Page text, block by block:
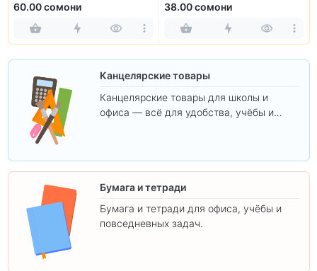
60.00 сомони 38.00 сомони
Канцелярские товары
Канцелярские товары для школы и
офиса — всё для удобства, учёбы и
Бумага и тетради
Бумага и тетради для офиса, учёбы и
повседневных задач.